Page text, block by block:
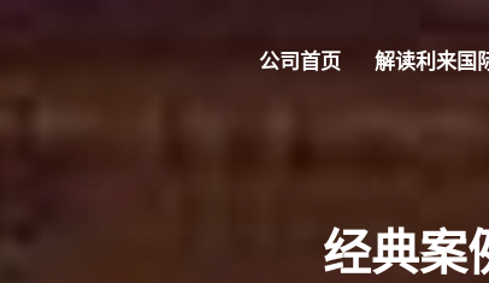
公司首页 解读利来国
经典案